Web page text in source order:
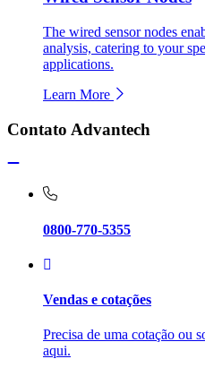
The wired sensor nodes
analysis, catering to your
applications.
Learn More
Contato Advantech
0800-770-5355
Vendas e cotações
Precisa de uma cotação ou
aqui.